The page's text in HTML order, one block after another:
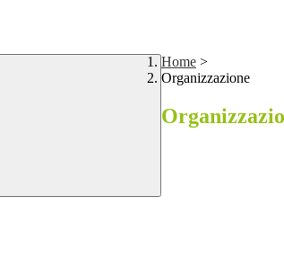
Home >
Organizzazione